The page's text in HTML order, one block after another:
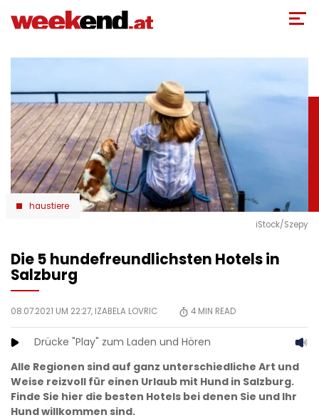
zum
haustiere
iStock/Szepy
Die 5 hundefreundlichsten Hotels in
Salzburg
08.07.2021 UM 22:27, IZABELA LOVRIC 4 MIN READ
Drücke "Play" zum Laden und Hören
Alle Regionen sind auf ganz unterschiedliche Art und
Weise reizvoll für einen Urlaub mit Hund in Salzburg.
Finde Sie hier die besten Hotels bei denen Sie und Ihr
Hund willkommen sind.